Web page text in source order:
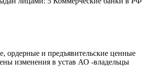
и предъявительские ценные
изменения в устав АО -владельцы